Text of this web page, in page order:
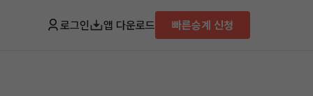
로그인 앱 다운로드 빠른승계 신청